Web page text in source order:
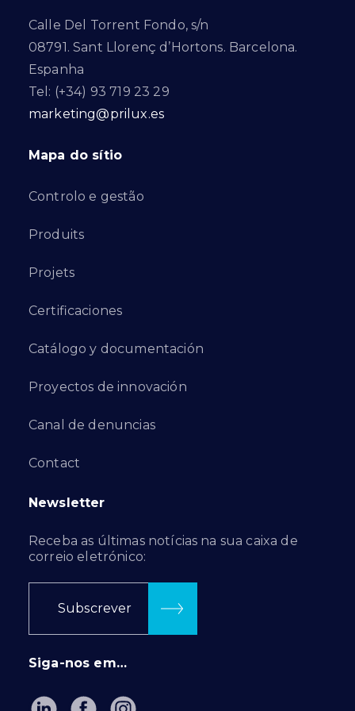
Calle Del Torrent Fondo, s/n
08791. Sant Llorenç d’Hortons. Barcelona.
Espanha
Tel: (+34) 93 719 23 29
marketing@prilux.es
Mapa do sítio
Controlo e gestão
Produits
Projets
Certificaciones
Catálogo y documentación
Proyectos de innovación
Canal de denuncias
Contact
Newsletter
Receba as últimas notícias na sua caixa de
correio eletrónico:
Subscrever
Siga-nos em…